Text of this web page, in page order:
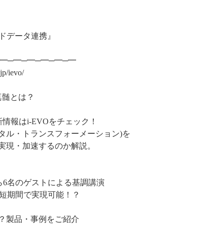
データ連携』
ievo/
とは？
報はi-EVOをチェック！
ル・トランスフォーメーション)を
・加速するのか解説。
名のゲストによる基調講演
間で実現可能！？
品・事例をご紹介